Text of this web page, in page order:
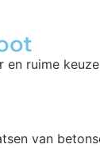
ruime
van